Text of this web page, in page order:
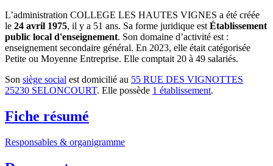
L’administration COLLEGE LES HAUTES VIGNES a été créée
le 24 avril 1975, il y a 51 ans. Sa forme juridique est Établissement
public local d'enseignement. Son domaine d’activité est :
enseignement secondaire général. En 2023, elle était catégorisée
Petite ou Moyenne Entreprise. Elle comptait 20 à 49 salariés.
Son siège social est domicilié au 55 RUE DES VIGNOTTES
25230 SELONCOURT. Elle possède 1 établissement.
Fiche résumé
Responsables & organigramme